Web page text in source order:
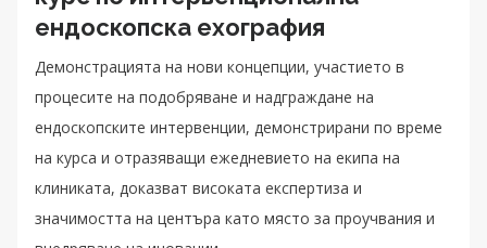
ендоскопска ехография
Демонстрацията на нови концепции, участието в
процесите на подобряване и надграждане на
ендоскопските интервенции, демонстрирани по време
на курса и отразяващи ежедневието на екипа на
клиниката, доказват високата експертиза и
значимостта на центъра като място за проучвания и